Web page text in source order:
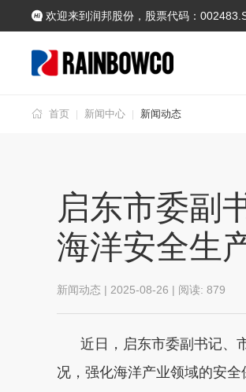
欢迎来到润邦股份，股票代码：
首页 新闻中心 新闻动态
启东市委副
海洋安全生
新闻动态 | 2025-08-26 | 阅读: 879
近日，启东市委副书记、市
况，强化海洋产业领域的安